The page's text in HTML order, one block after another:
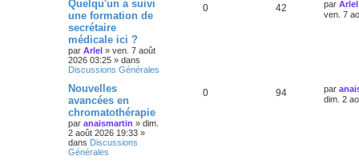
Quelqu'un a suivi
une formation de
secrétaire
médicale ici ?
par Arlel » ven. 7 août
2026 03:25 » dans
Discussions Générales
0 42 par Arlel
ven. 7
Nouvelles
avancées en
chromatothérapie
par anaismartin » dim.
2 août 2026 19:33 »
dans Discussions
Générales
0 94 par
dim. 2